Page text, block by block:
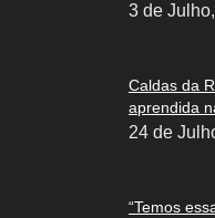
3 de
Caldas da
aprendida
24 de
“Temos